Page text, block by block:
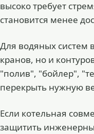
высоко требует
становится менее
Для водяных систем
кранов, но и
"полив", "бойлер",
перекрыть нужную
Если котельная
защитить